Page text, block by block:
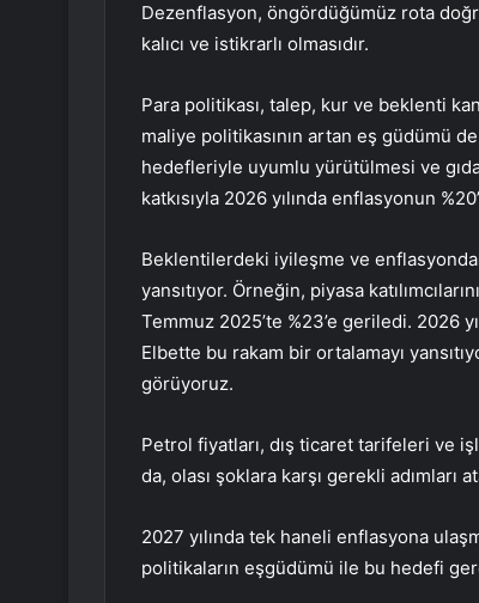
Dezenflasyon, öngördüğümüz rota
kalıcı ve istikrarlı olmasıdır.
Para politikası, talep, kur ve beklenti
maliye politikasının artan eş güdümü
hedefleriyle uyumlu yürütülmesi ve
katkısıyla 2026 yılında enflasyonun
Beklentilerdeki iyileşme ve
yansıtıyor. Örneğin, piyasa
Temmuz 2025’te %23’e geriledi. 2026
Elbette bu rakam bir ortalamayı
görüyoruz.
Petrol fiyatları, dış ticaret tarifeleri ve
da, olası şoklara karşı gerekli
2027 yılında tek haneli enflasyona
politikaların eşgüdümü ile bu hedefi